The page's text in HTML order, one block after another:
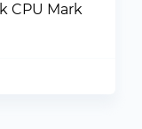
CPU Mark